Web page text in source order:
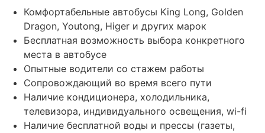
Комфортабельные автобусы King Long, Golden
Dragon, Youtong, Higer и других марок
Бесплатная возможность выбора конкретного
места в автобусе
Опытные водители со стажем работы
Сопровождающий во время всего пути
Наличие кондиционера, холодильника,
телевизора, индивидуального освещения, wi-fi
Наличие бесплатной воды и прессы (газеты,